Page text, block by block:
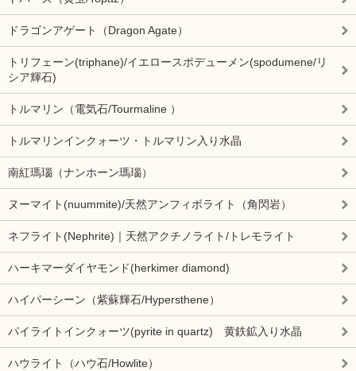
ドラゴンアゲート（Dragon Agate）
トリフェーン(triphane)/イエロースポデューメン(spodumene/リ
シア輝石)
トルマリン（電気石/Tourmaline ）
トルマリンインクォーツ・トルマリン入り水晶
南紅瑪瑙（ナンホーン瑪瑙）
ヌーマイト(nuummite)/天然アンフィボライト（角閃岩）
ネフライト(Nephrite)｜天然アクチノライト/トレモライト
ハーキマーダイヤモンド(herkimer diamond)
ハイパーシーン（紫蘇輝石/Hypersthene）
パイライトインクォーツ(pyrite in quartz) 黄鉄鉱入り水晶
ハウライト（ハウ石/Howlite）